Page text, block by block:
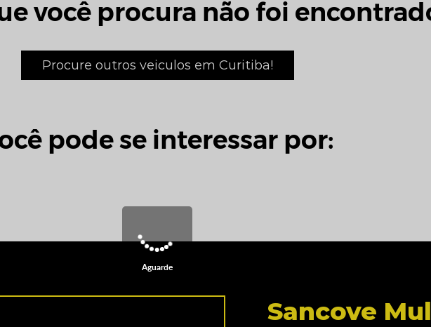
você procura não foi
Procure outros veiculos em Curitiba!
pode se interessar por:
Sancove
Aguarde